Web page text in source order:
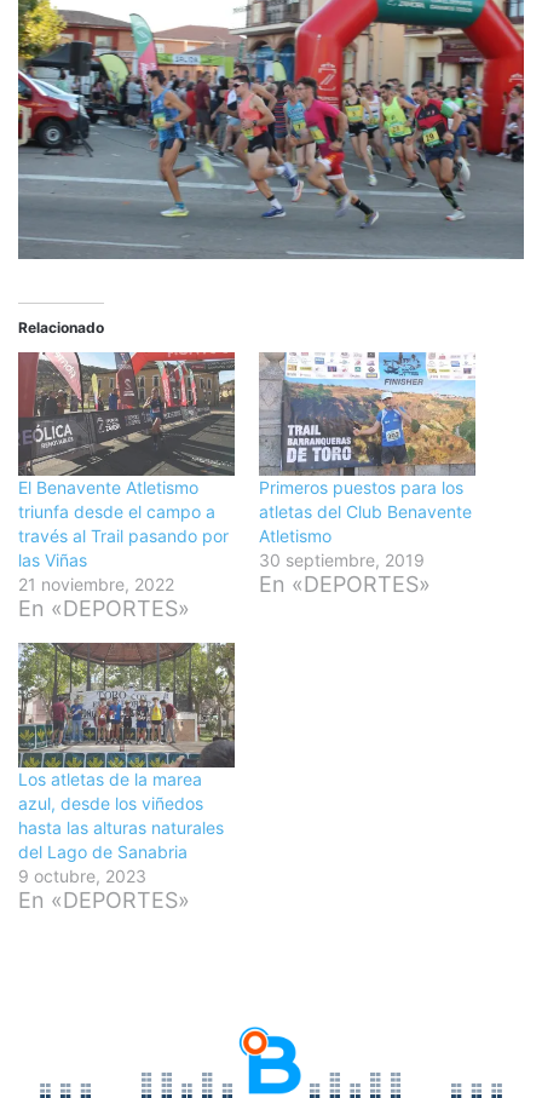
Relacionado
El Benavente Atletismo
triunfa desde el campo a
través al Trail pasando por
las Viñas
21 noviembre, 2022
En «DEPORTES»
Primeros puestos para los
atletas del Club Benavente
Atletismo
30 septiembre, 2019
En «DEPORTES»
Los atletas de la marea
azul, desde los viñedos
hasta las alturas naturales
del Lago de Sanabria
9 octubre, 2023
En «DEPORTES»